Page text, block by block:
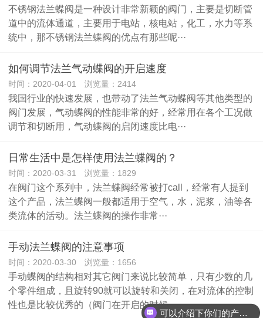
不锈钢法兰蝶阀是一种设计非常新颖的阀门，主要是切断管
道中的流体通道，主要用于电站，核电站，化工，水力等系
统中，那不锈钢法兰蝶阀的优点有那些呢···
如何调节法兰气动蝶阀的开启速度
时间：2020-04-01 浏览量：2414
我国行业的快速发展，也带动了法兰气动蝶阀等其他类型的
阀门发展，气动蝶阀的性能非常的好，经常用在各个工况做
调节和切断用，气动蝶阀的启闭速度比电···
日常生活中是怎样使用法兰蝶阀的？
时间：2020-03-31 浏览量：1829
在阀门这个系列中，法兰蝶阀经常被打call，经常有人提到
这个产品，法兰蝶阀一般都适用于空气，水，泥浆，油等各
类流体的活动。法兰蝶阀的操作非常···
手动法兰蝶阀的注意事项
时间：2020-03-30 浏览量：1656
手动蝶阀的结构相对其它阀门来说比较简单，只有少数的几
个零件组成，且旋转90就可以旋转和关闭，在对流体的控制
性也是比较优秀的（阀门在开启的时候···
可以介绍下你们的产品么？